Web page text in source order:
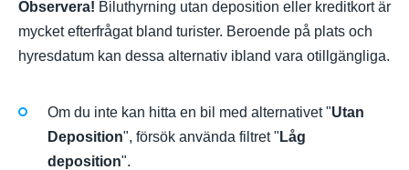
Observera! Biluthyrning utan deposition eller kreditkort är
mycket efterfrågat bland turister. Beroende på plats och
hyresdatum kan dessa alternativ ibland vara otillgängliga.
Om du inte kan hitta en bil med alternativet "Utan
Deposition", försök använda filtret " Låg
deposition".